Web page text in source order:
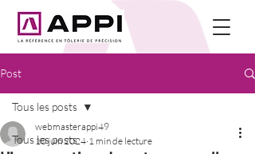
Post
Tous les posts
Tous les posts
webmasterappi49
10 juin 2024 1 min de lecture